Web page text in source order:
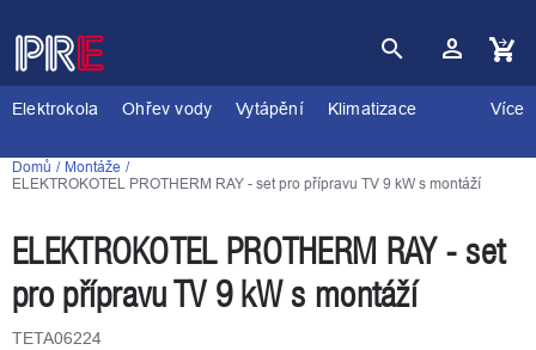
na
obsah
Nákupní
košík
Elektrokola
Ohřev vody Vytápění Klimatizace Více
Domů
Montáže
ELEKTROKOTEL PROTHERM RAY - set pro přípravu TV 9 kW s montáží
ELEKTROKOTEL PROTHERM RAY - set
pro přípravu TV 9 kW s montáží
TETA06224